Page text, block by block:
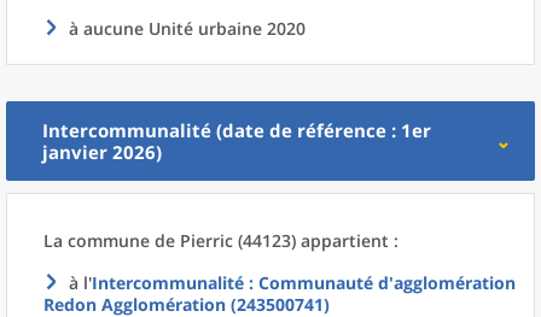
à aucune Unité urbaine 2020
Intercommunalité (date de référence : 1er
janvier 2026)
La commune de Pierric (44123) appartient :
à l'Intercommunalité : Communauté d'agglomération
Redon Agglomération (243500741)